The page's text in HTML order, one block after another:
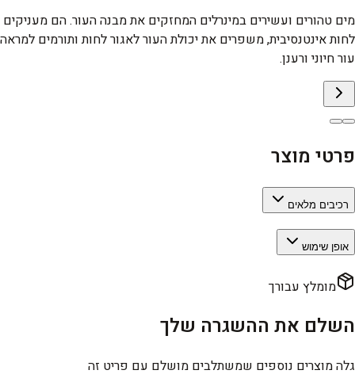
מים טהורים ועשירים במינרלים המחזקים את מבנה העור. הם מעניקים
לחות אינטנסיבית, משפרים את יכולת העור לאגור לחות ותורמים למראה
עור חיוני ורענן.
פרטי מוצר
רכיבים מלאים
אופן שימוש
מומלץ עבורך
השלם את ההשגרה שלך
גלה מוצרים נוספים שמשתלבים מושלם עם פריט זה